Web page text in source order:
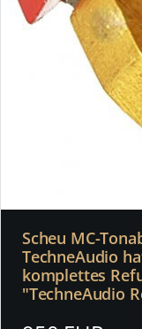
Scheu MC-
TechneAudio
komplettes
"TechneAudio